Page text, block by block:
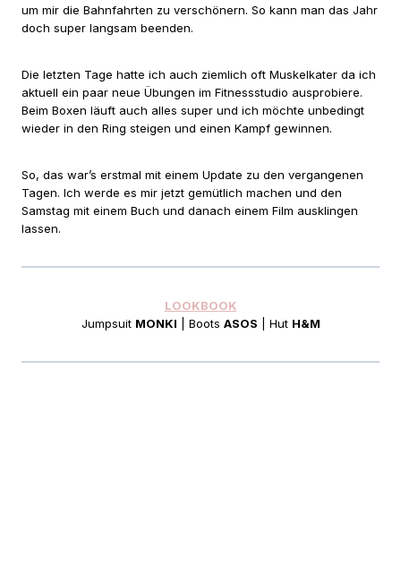
um mir die Bahnfahrten zu verschönern. So kann man das Jahr
doch super langsam beenden.
Die letzten Tage hatte ich auch ziemlich oft Muskelkater da ich
aktuell ein paar neue Übungen im Fitnessstudio ausprobiere.
Beim Boxen läuft auch alles super und ich möchte unbedingt
wieder in den Ring steigen und einen Kampf gewinnen.
So, das war’s erstmal mit einem Update zu den vergangenen
Tagen. Ich werde es mir jetzt gemütlich machen und den
Samstag mit einem Buch und danach einem Film ausklingen
lassen.
LOOKBOOK
Jumpsuit MONKI | Boots ASOS | Hut H&M